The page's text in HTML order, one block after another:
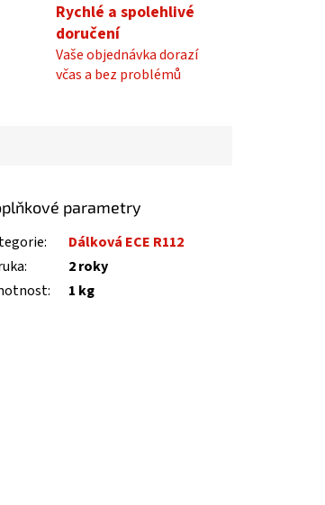
Rychlé a spolehlivé
doručení
Vaše objednávka dorazí
včas a bez problémů
parametry
:
Dálková ECE R112
:
2 roky
: 1 kg